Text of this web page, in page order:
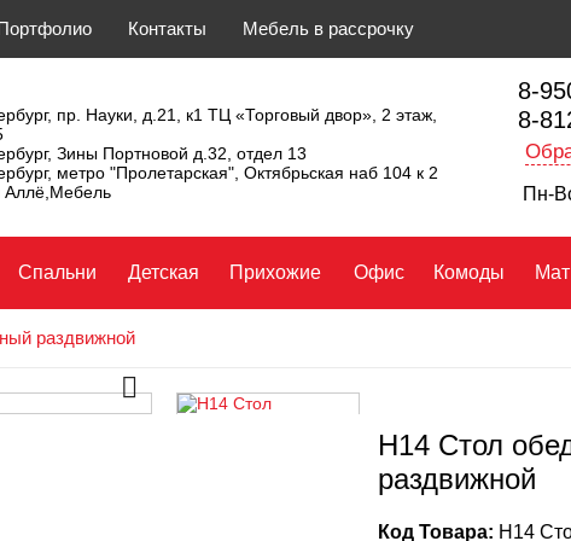
Контакты Мебель в рассрочку
пр. Науки, д.21, к1 ТЦ «Торговый двор», 2 этаж,
Зины Портновой д.32, отдел 13
метро "Пролетарская", Октябрьская наб 104 к 2
Аллё,Мебель
8-
8-
Пн-
Спальни Детская Прихожие Офис Комоды
раздвижной
Н14 Стол
раздвижной
Код Товара: Н14